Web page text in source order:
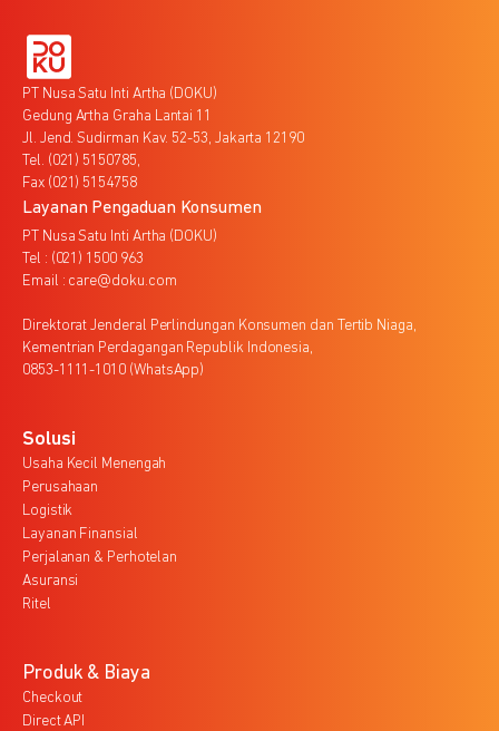
PT Nusa Satu Inti Artha (DOKU)
Gedung Artha Graha Lantai 11
Jl. Jend. Sudirman Kav. 52-53, Jakarta 12190
Tel. (021) 5150785,
Fax (021) 5154758
Layanan Pengaduan Konsumen
PT Nusa Satu Inti Artha (DOKU)
Tel : (021) 1500 963
Email : care@doku.com
Direktorat Jenderal Perlindungan Konsumen dan Tertib Niaga,
Kementrian Perdagangan Republik Indonesia,
0853-1111-1010 (WhatsApp)
Solusi
Usaha Kecil Menengah
Perusahaan
Logistik
Layanan Finansial
Perjalanan & Perhotelan
Asuransi
Ritel
Produk & Biaya
Checkout
Direct API